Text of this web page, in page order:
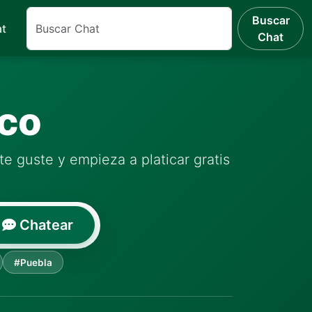
Buscar
Chat
guste y empieza a platicar gratis
Chatear
#Puebla